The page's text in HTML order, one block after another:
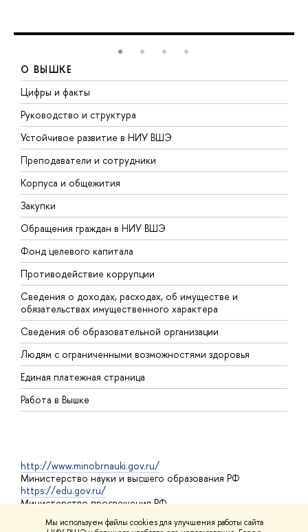
Мы используем файлы cookies для улучшения работы сайта
О ВЫШКЕ
Цифры и факты
Руководство и структура
Устойчивое развитие в НИУ ВШЭ
Преподаватели и сотрудники
Корпуса и общежития
Закупки
Обращения граждан в НИУ ВШЭ
Фонд целевого капитала
Противодействие коррупции
Сведения о доходах, расходах, об имуществе и
обязательствах имущественного характера
Сведения об образовательной организации
Людям с ограниченными возможностями здоровья
Единая платежная страница
Работа в Вышке
http://www.minobrnauki.gov.ru/
Министерство науки и высшего образования РФ
https://edu.gov.ru/
Министерство просвещения РФ
https://elearning.hse.ru/mooc
Массовые открытые онлайн-курсы